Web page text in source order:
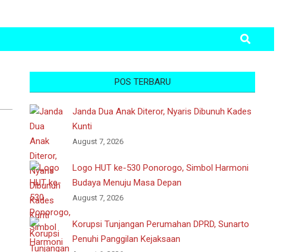
Search
POS TERBARU
Janda Dua Anak Diteror, Nyaris Dibunuh Kades
Kunti
August 7, 2026
Logo HUT ke-530 Ponorogo, Simbol Harmoni
Budaya Menuju Masa Depan
August 7, 2026
Korupsi Tunjangan Perumahan DPRD, Sunarto
Penuhi Panggilan Kejaksaan